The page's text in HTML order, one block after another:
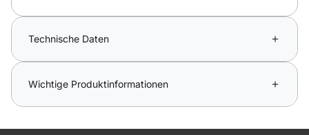
Technische Daten
Wichtige Produktinformationen